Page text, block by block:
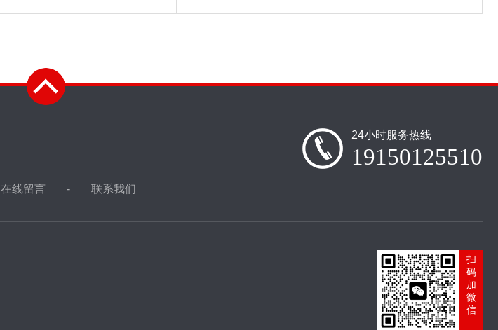
在线留言 联系我们
24小时服务热线
19150125510
扫
码
加
微
信